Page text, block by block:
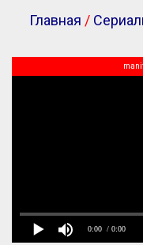
Главная /
0:00 / 0:00